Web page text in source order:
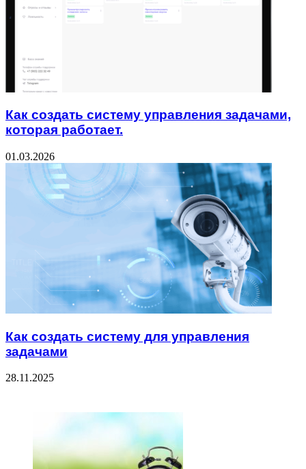
Как создать систему управления задачами,
которая работает.
01.03.2026
Как создать систему для управления
задачами
28.11.2025